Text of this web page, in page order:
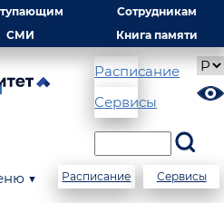
Сотрудникам
СМИ Книга памяти
Расписание
Сервисы
▼ Расписание Сервисы